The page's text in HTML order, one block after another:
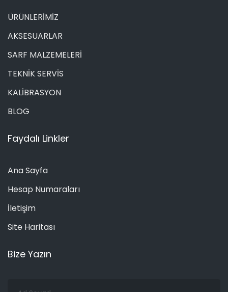
ÜRÜNLERİMİZ
AKSESUARLAR
SARF MALZEMELERİ
TEKNİK SERVİS
KALİBRASYON
BLOG
Faydalı Linkler
Ana Sayfa
Hesap Numaraları
İletişim
Site Haritası
Bize Yazın